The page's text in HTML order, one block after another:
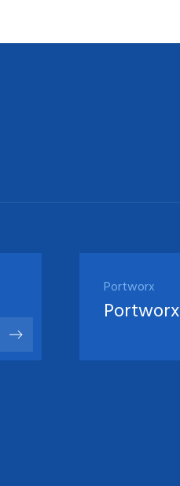
Portworx
Portworx